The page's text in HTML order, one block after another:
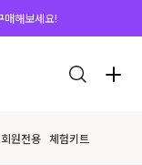
회원전용 체험키트